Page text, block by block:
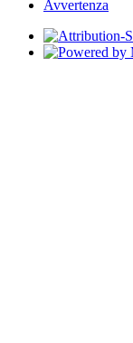
Avvertenza